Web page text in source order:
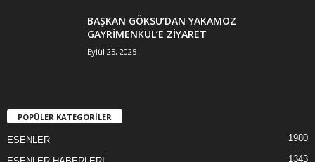
BAŞKAN GÖKSU’DAN YAKAMOZ
GAYRİMENKUL’E ZİYARET
Eylül 25, 2025
POPÜLER KATEGORİLER
ESENLER 1980
1343